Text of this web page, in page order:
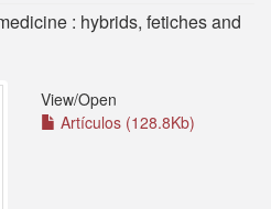
: hybrids, fetiches and
View/Open
Artículos (128.8Kb)